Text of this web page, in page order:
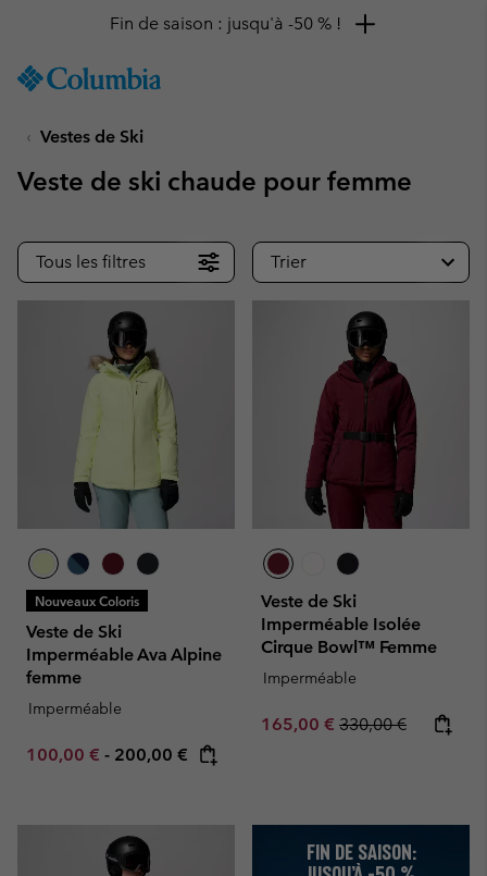
TO
SKIP
MAIN
SKIP
TO
SEARCH
Fin de saison : jusqu'à -50 % !
Vestes de Ski
Veste de ski chaude pour femme
Tous les filtres Trier
Nouveaux Coloris
Veste de Ski
Imperméable Ava Alpine
femme
Imperméable
Minimum sale price:
100,00 € - Maximum price:
200,00 €
Veste de Ski
Imperméable Isolée
Cirque Bowl™ Femme
Imperméable
Sale price:
165,00 € Regular price:
330,00 €
FIN DE SAISON: